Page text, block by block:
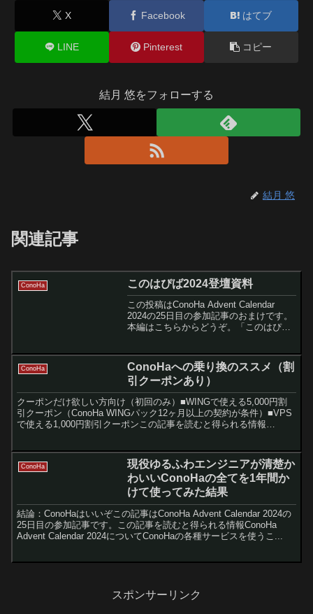
X Facebook はてブ
LINE Pinterest コピー
結月 悠をフォローする
結月 悠
関連記事
ConoHa このはぴば2024登壇資料
この投稿はConoHa Advent Calendar
2024の25日目の参加記事のおまけです。
本編はこちらからどうぞ。「このはぴば
たのは「このはびぱ202...
ConoHa
ConoHaへの乗り換のススメ（割
引クーポンあり）
クーポンだけ欲しい方向け（初回のみ）■WINGで使える5,000円割
引クーポン（ConoHa WINGパック12ヶ月以上の契約が条件）■VPS
で使える1,000円割引クーポンこの記事を読むと得られる情報
ConoHa
現役ゆるふわエンジニアが清楚か
わいいConoHaの全てを1年間か
けて使ってみた結果
結論：ConoHaはいいぞこの記事はConoHa Advent Calendar 2024の
25日目の参加記事です。この記事を読むと得られる情報ConoHa
Advent Calendar 2024についてConoHaの各種サービスを使うこ...
スポンサーリンク